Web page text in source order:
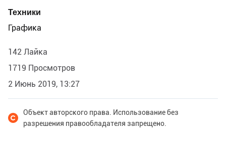
Техники
Графика
142 Лайка
1719 Просмотров
2 Июнь 2019, 13:27
Объект авторского права. Использование без
разрешения правообладателя запрещено.